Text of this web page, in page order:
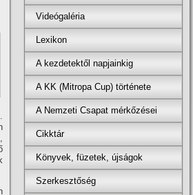
Videógaléria
Lexikon
A kezdetektől napjainkig
A KK (Mitropa Cup) története
A Nemzeti Csapat mérkőzései
Cikktár
Könyvek, füzetek, újságok
Szerkesztőség